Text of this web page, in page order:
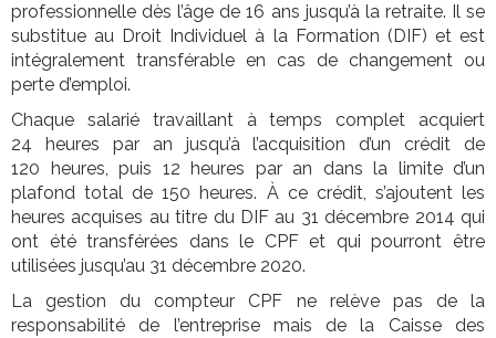
professionnelle dès l’âge de 16 ans jusqu’à la retraite. Il se
substitue au Droit Individuel à la Formation (DIF) et est
intégralement transférable en cas de changement ou
perte d’emploi.
Chaque salarié travaillant à temps complet acquiert
24 heures par an jusqu’à l’acquisition d’un crédit de
120 heures, puis 12 heures par an dans la limite d’un
plafond total de 150 heures. À ce crédit, s’ajoutent les
heures acquises au titre du DIF au 31 décembre 2014 qui
ont été transférées dans le CPF et qui pourront être
utilisées jusqu’au 31 décembre 2020.
La gestion du compteur CPF ne relève pas de la
responsabilité de l’entreprise mais de la Caisse des